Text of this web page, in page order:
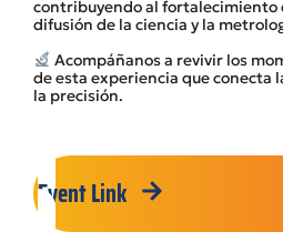
contribuyendo al fortalecimiento
difusión de la ciencia y la
Acompáñanos a revivir los
de esta experiencia que conecta
la precisión.
Event Link